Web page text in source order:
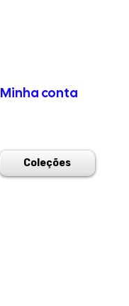
Minha conta
Coleções